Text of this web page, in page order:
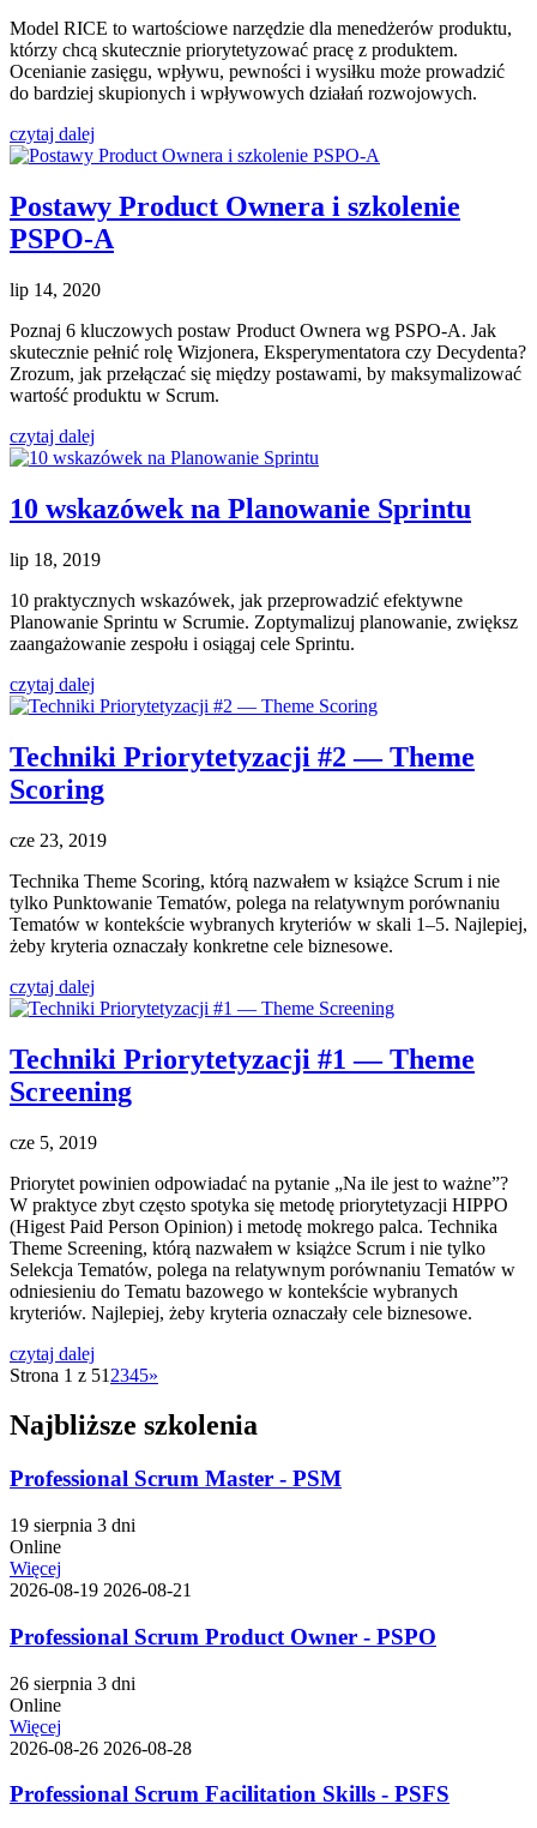
Model RICE to wartościowe narzędzie dla menedżerów produktu,
którzy chcą skutecznie priorytetyzować pracę z produktem.
Ocenianie zasięgu, wpływu, pewności i wysiłku może prowadzić
do bardziej skupionych i wpływowych działań rozwojowych.
czytaj dalej
Postawy Product Ownera i szkolenie
PSPO‑A
lip 14, 2020
Poznaj 6 kluczowych postaw Product Ownera wg PSPO‑A. Jak
skutecznie pełnić rolę Wizjonera, Eksperymentatora czy Decydenta?
Zrozum, jak przełączać się między postawami, by maksymalizować
wartość produktu w Scrum.
czytaj dalej
10 wskazówek na Planowanie Sprintu
lip 18, 2019
10 praktycznych wskazówek, jak przeprowadzić efektywne
Planowanie Sprintu w Scrumie. Zoptymalizuj planowanie, zwiększ
zaangażowanie zespołu i osiągaj cele Sprintu.
czytaj dalej
Techniki Priorytetyzacji #2 — Theme
Scoring
cze 23, 2019
Technika Theme Scoring, którą nazwałem w książce Scrum i nie
tylko Punktowanie Tematów, polega na relatywnym porównaniu
Tematów w kontekście wybranych kryteriów w skali 1–5. Najlepiej,
żeby kryteria oznaczały konkretne cele biznesowe.
czytaj dalej
Techniki Priorytetyzacji #1 — Theme
Screening
cze 5, 2019
Priorytet powinien odpowiadać na pytanie „Na ile jest to ważne”?
W praktyce zbyt często spotyka się metodę priorytetyzacji HIPPO
(Higest Paid Person Opinion) i metodę mokrego palca. Technika
Theme Screening, którą nazwałem w książce Scrum i nie tylko
Selekcja Tematów, polega na relatywnym porównaniu Tematów w
odniesieniu do Tematu bazowego w kontekście wybranych
kryteriów. Najlepiej, żeby kryteria oznaczały cele biznesowe.
czytaj dalej
Strona 1 z 51 2345»
Najbliższe szkolenia
Professional Scrum Master - PSM
19 sierpnia 3 dni
Online
Więcej
2026-08-19 2026-08-21
Professional Scrum Product Owner - PSPO
26 sierpnia 3 dni
Online
Więcej
2026-08-26 2026-08-28
Professional Scrum Facilitation Skills - PSFS